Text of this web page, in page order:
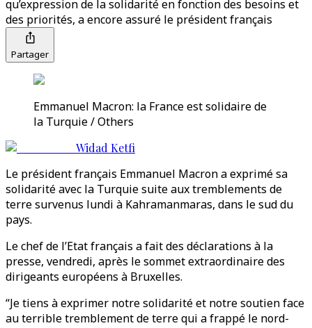
qu’expression de la solidarité en fonction des besoins et
des priorités, a encore assuré le président français
Partager
Emmanuel Macron: la France est solidaire de
la Turquie / Others
Widad Ketfi
Le président français Emmanuel Macron a exprimé sa
solidarité avec la Turquie suite aux tremblements de
terre survenus lundi à Kahramanmaras, dans le sud du
pays.
Le chef de l’Etat français a fait des déclarations à la
presse, vendredi, après le sommet extraordinaire des
dirigeants européens à Bruxelles.
“Je tiens à exprimer notre solidarité et notre soutien face
au terrible tremblement de terre qui a frappé le nord-